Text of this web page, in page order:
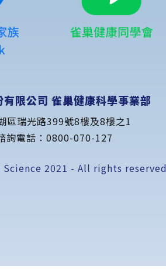
有限公司 雀巢健康科學事業部
區瑞光路399號8樓及8樓之1
詢電話： 0800-070-127
2021 - All rights